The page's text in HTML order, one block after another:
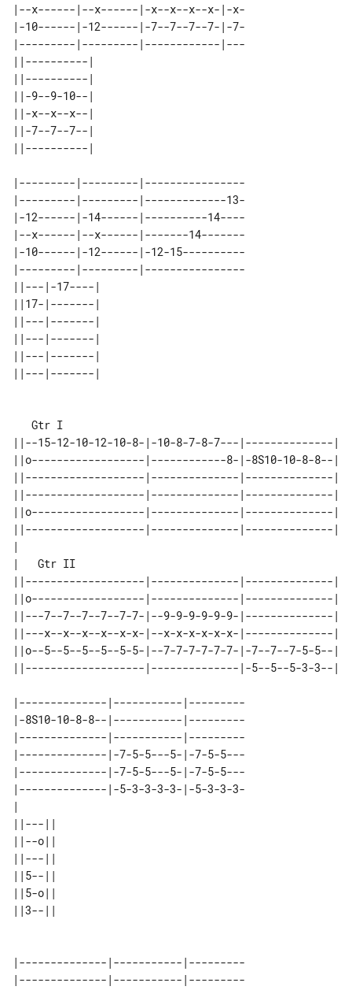
|--x------|--x------|-x--x--x--x-|-x-
|-10------|-12------|-7--7--7--7-|-7-
|---------|---------|------------|---
||----------|
||----------|
||-9--9-10--|
||-x--x--x--|
||-7--7--7--|
|---------|---------|----------------
|---------|---------|-------------13-
|-12------|-14------|----------14----
|--x------|--x------|-------14-------
|-10------|-12------|-12-15----------
|---------|---------|----------------
||---|-17----|
||17-|-------|
||---|-------|
||---|-------|
||---|-------|
||--15-12-10-12-10-8-|-10-8-7-8-7---|--------------|
||o------------------|------------8-|-8S10-10-8-8--|
||-------------------|--------------|--------------|
||-------------------|--------------|--------------|
||o------------------|--------------|--------------|
||-------------------|--------------|--------------|
|
|   Gtr II
||-------------------|--------------|--------------|
||o------------------|--------------|--------------|
||---7--7--7--7--7-7-|--9-9-9-9-9-9-|--------------|
||---x--x--x--x--x-x-|--x-x-x-x-x-x-|--------------|
||o--5--5--5--5--5-5-|--7-7-7-7-7-7-|-7--7--7-5-5--|
||-------------------|--------------|-5--5--5-3-3--|
|--------------|-----------|---------
|-8S10-10-8-8--|-----------|---------
|--------------|-----------|---------
|--------------|-7-5-5---5-|-7-5-5---
|--------------|-7-5-5---5-|-7-5-5---
|--------------|-5-3-3-3-3-|-5-3-3-3-
|
||---||
||--o||
||---||
||5--||
||5-o||
||3--||
|--------------|-----------|---------
|--------------|-----------|---------